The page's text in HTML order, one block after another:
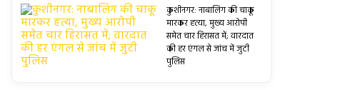
कुशीनगर: नाबालिग की चाकू
मारकर हत्या, मुख्य आरोपी
समेत चार हिरासत में; वारदात
की हर एंगल से जांच में जुटी
पुलिस